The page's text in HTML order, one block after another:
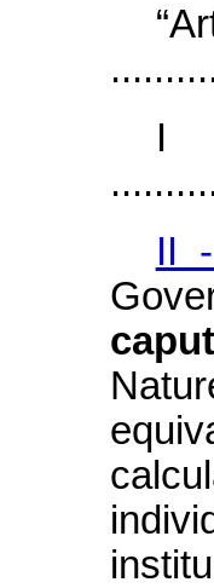
II -